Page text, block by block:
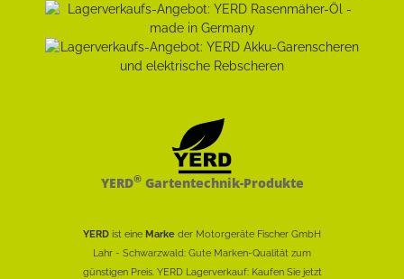
YERD®Gartentechnik-Produkte
YERD ist eine Marke der Motorgeräte Fischer GmbH
Lahr - Schwarzwald: Gute Marken-Qualität zum
günstigen Preis. YERD Lagerverkauf: Kaufen Sie jetzt